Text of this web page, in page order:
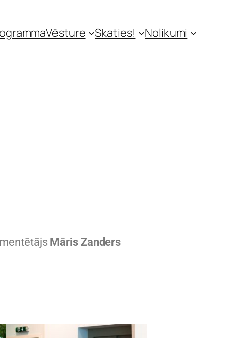
Vēsture Skaties! Nolikumi
Māris Zanders